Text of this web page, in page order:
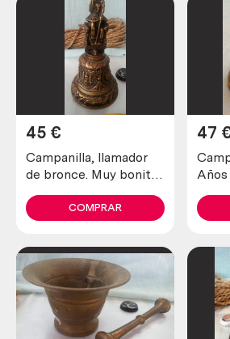
Campanilla, llamador
de bronce. Muy bonita
knocker
45 €
COMPRAR
Años
47